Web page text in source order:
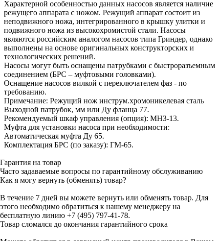
Характерной особенностью данных насосов является наличие
режущего аппарата с ножом. Режущий аппарат состоит из
неподвижного ножа, интегрированного в крышку улитки и
подвижного ножа из высокохромистой стали. Насосы
являются российским аналогом насосов типа Гриндер, однако
выполнены на основе оригинальных конструкторских и
технологических решений.
Насосы могут быть оснащены патрубками с быстроразъемным
соединением (БРС – муфтовыми головками).
Оснащение насосов вилкой с переключателем фаз - по
требованию.
Примечание: Режущий нож инструм.хромоникелевая сталь
Выходной патрубок, мм или Ду фланца 77.
Рекомендуемый шкаф управления (опция): МНЗ-13.
Муфта для установки насоса при необходимости:
Автоматическая муфта Ду 65.
Комплектация БРС (по заказу): ГМ-65.
Гарантия на товар
Часто задаваемые вопросы по гарантийному обслуживанию
Как я могу вернуть (обменять) товар?
В течение 7 дней вы можете вернуть или обменять товар. Для
этого необходимо обратиться к нашему менеджеру на
бесплатную линию +7 (495) 797-41-78.
Товар сломался до окончания гарантийного срока